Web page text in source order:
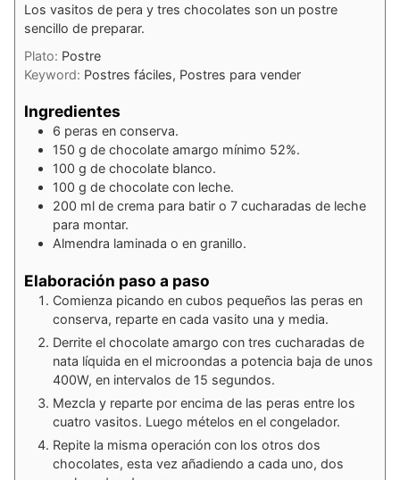
Los vasitos de pera y tres chocolates son un postre
sencillo de preparar.
Plato: Postre
Keyword: Postres fáciles, Postres para vender
Ingredientes
6 peras en conserva.
150 g de chocolate amargo mínimo 52%.
100 g de chocolate blanco.
100 g de chocolate con leche.
200 ml de crema para batir o 7 cucharadas de leche
para montar.
Almendra laminada o en granillo.
Elaboración paso a paso
Comienza picando en cubos pequeños las peras en
conserva, reparte en cada vasito una y media.
Derrite el chocolate amargo con tres cucharadas de
nata líquida en el microondas a potencia baja de unos
400W, en intervalos de 15 segundos.
Mezcla y reparte por encima de las peras entre los
cuatro vasitos. Luego mételos en el congelador.
Repite la misma operación con los otros dos
chocolates, esta vez añadiendo a cada uno, dos